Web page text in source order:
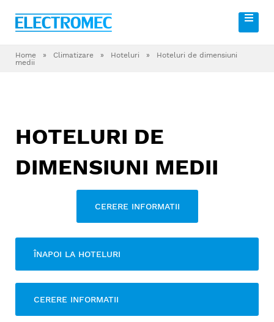
Home » Climatizare » Hoteluri »
Hoteluri de dimensiuni
medii
HOTELURI DE
DIMENSIUNI MEDII
CERERE INFORMATII
ÎNAPOI LA HOTELURI
CERERE INFORMATII